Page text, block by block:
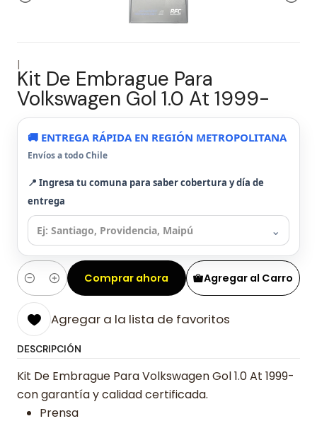
|
Kit De Embrague Para
Volkswagen Gol 1.0 At 1999-
🚚 ENTREGA RÁPIDA EN REGIÓN METROPOLITANA
Envíos a todo Chile
📍 Ingresa tu comuna para saber cobertura y día de
entrega
⌄
Cantidad
Agregar al Carro
Comprar ahora
Agregar a la lista de favoritos
DESCRIPCIÓN
Kit De Embrague Para Volkswagen Gol 1.0 At 1999-
con garantía y calidad certificada.
Prensa